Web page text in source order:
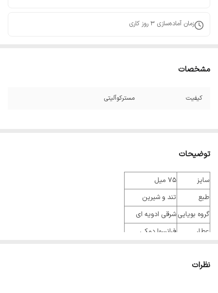
زمان آماده‌سازی 3 روز کاری
مشخصات
کیفیت مسترکوآلیتی
توضیحات
سایز
75 میل
طبع
تند و شیرین
گروه بویاییشرقی ادویه ای
عطار
فرانسوا دمکی
نوع عطر
نظرات